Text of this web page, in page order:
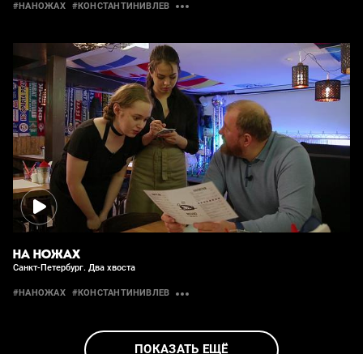
#НАНОЖАХ #КОНСТАНТИНИВЛЕВ
НА НОЖАХ
Санкт-Петербург. Два хвоста
#НАНОЖАХ #КОНСТАНТИНИВЛЕВ
ПОКАЗАТЬ ЕЩЁ